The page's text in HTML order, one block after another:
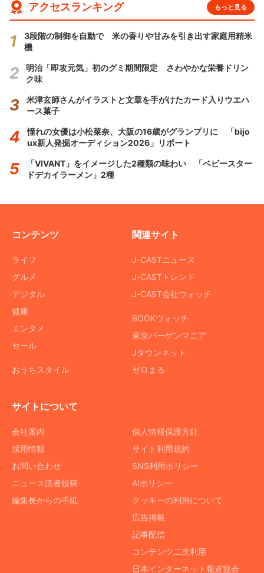
アクセスランキング もっと見る
3段階の制御を自動で 米の香りや甘みを引き出す家庭用精米
機
明治「即攻元気」初のグミ期間限定 さわやかな栄養ドリン
ク味
米津玄師さんがイラストと文章を手がけたカード入りウエハ
ース菓子
憧れの女優は小松菜奈、大阪の16歳がグランプリに 「bijo
ux新人発掘オーディション2026」リポート
「VIVANT」をイメージした2種類の味わい 「ベビースター
ドデカイラーメン」2種
コンテンツ
ライフ
グルメ
デジタル
健康
エンタメ
セール
おうちスタイル
関連サイト
J-CASTニュース
J-CASTトレンド
J-CAST会社ウォッチ
BOOKウォッチ
東京バーゲンマニア
Jタウンネット
ゼロまる
サイトについて
会社案内
採用情報
お問い合わせ
ニュース読者投稿
編集長からの手紙
個人情報保護方針
サイト利用規約
SNS利用ポリシー
AIポリシー
クッキーの利用について
広告掲載
記事配信
コンテンツ二次利用
日本インターネット報道協会